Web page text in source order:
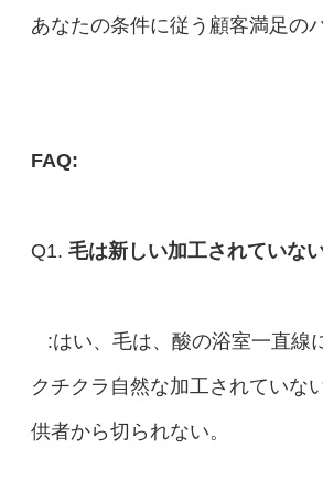
あなたの条件に従う顧客満足の
FAQ:
Q1. 毛は新しい加工されていない
:はい、毛は、酸の浴室一直線
クチクラ自然な加工されていな
供者から切られない。